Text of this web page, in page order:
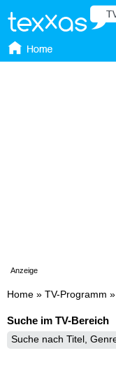
Anzeige
Home » TV-Programm »
Suche im TV-Bereich